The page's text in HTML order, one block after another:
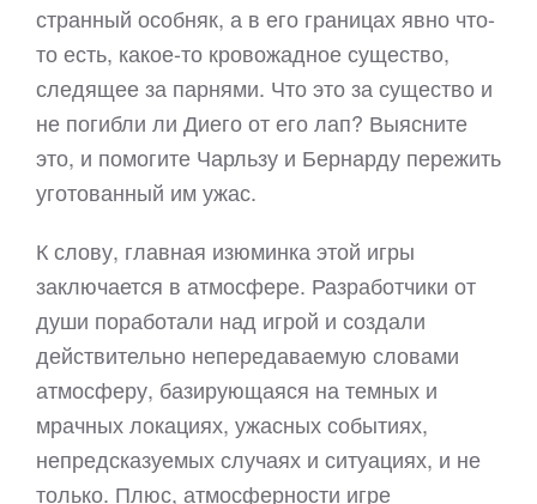
странный особняк, а в его границах явно что-
то есть, какое-то кровожадное существо,
следящее за парнями. Что это за существо и
не погибли ли Диего от его лап? Выясните
это, и помогите Чарльзу и Бернарду пережить
уготованный им ужас.
К слову, главная изюминка этой игры
заключается в атмосфере. Разработчики от
души поработали над игрой и создали
действительно непередаваемую словами
атмосферу, базирующаяся на темных и
мрачных локациях, ужасных событиях,
непредсказуемых случаях и ситуациях, и не
только. Плюс, атмосферности игре